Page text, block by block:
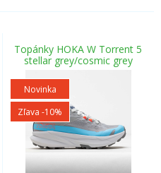
Topánky HOKA W Torrent 5
stellar grey/cosmic grey
Novinka
Zľava -10%